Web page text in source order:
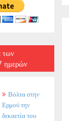
των
ημερών
Βόλτα στην
Ερμού την
δεκαετία του